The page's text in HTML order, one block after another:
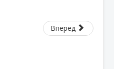
Вперед